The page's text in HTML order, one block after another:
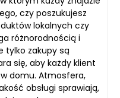
czy poszukujesz
lokalnych czy
różnorodnością i
tylko zakupy są
się, aby każdy klient
domu. Atmosfera,
obsługi sprawiają,